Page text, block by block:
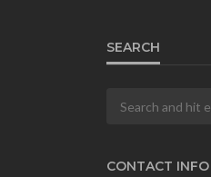
SEARCH
CONTACT INFO